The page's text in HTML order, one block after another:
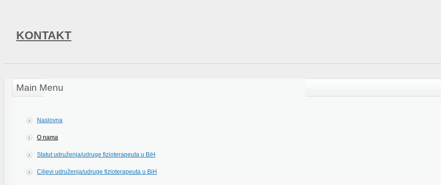
KONTAKT
Main Menu
Naslovna
O nama
Statut udruženja/udruge fizioterapeuta u BiH
Ciljevi udruženja/udruge fizioterapeuta u BiH